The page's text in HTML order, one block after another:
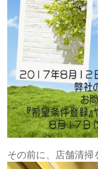
その前に、店舗清掃